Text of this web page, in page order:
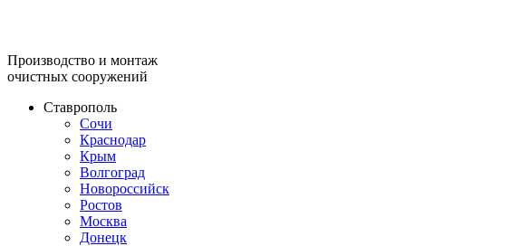
Производство и монтаж
очистных сооружений
Ставрополь
Сочи
Краснодар
Крым
Волгоград
Новороссийск
Ростов
Москва
Донецк